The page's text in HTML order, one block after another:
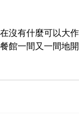
沒有什麼可以大
館一間又一間地開